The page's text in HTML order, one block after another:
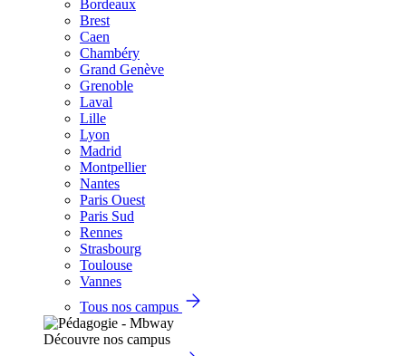
Bordeaux
Brest
Caen
Chambéry
Grand Genève
Grenoble
Laval
Lille
Lyon
Madrid
Montpellier
Nantes
Paris Ouest
Paris Sud
Rennes
Strasbourg
Toulouse
Vannes
Tous nos campus
Découvre nos campus